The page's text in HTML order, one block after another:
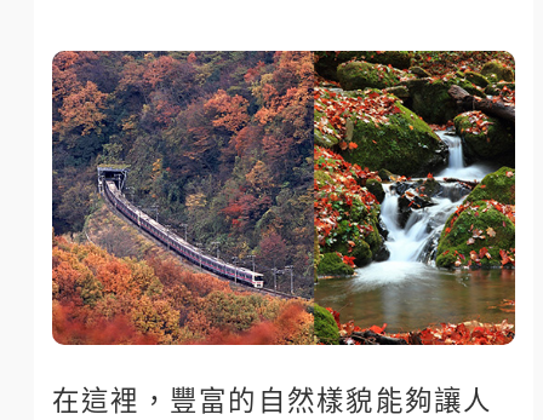
在這裡，豐富的自然樣貌能夠讓人